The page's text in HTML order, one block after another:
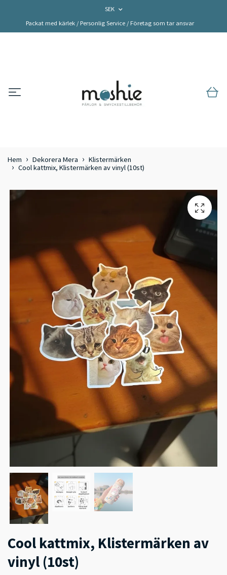
SEK
Packat med kärlek / Personlig Service / Företag som tar ansvar
Hem Dekorera Mera
Klistermärken
Cool kattmix, Klistermärken av vinyl (10st)
Cool kattmix, Klistermärken av
vinyl (10st)